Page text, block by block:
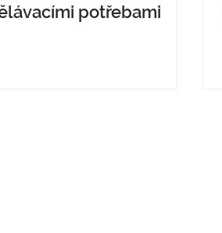
potřebami